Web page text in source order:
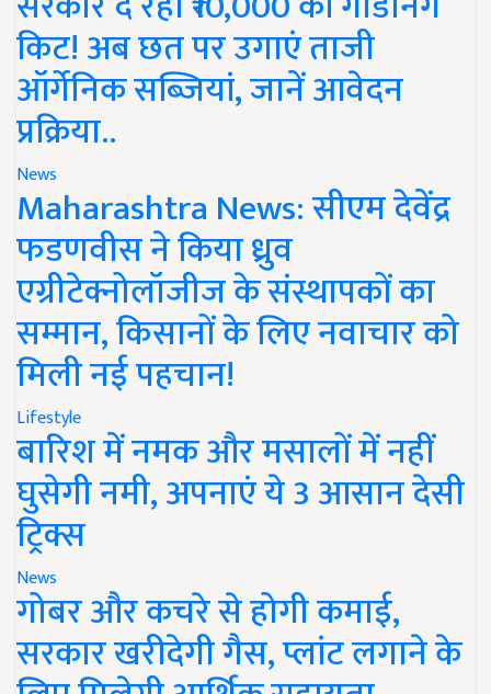
किट! अब छत पर उगाएं ताजी
ऑर्गेनिक सब्जियां, जानें आवेदन
प्रक्रिया..
News
Maharashtra News: सीएम देवेंद्र
फडणवीस ने किया ध्रुव
एग्रीटेक्नोलॉजीज के संस्थापकों का
सम्मान, किसानों के लिए नवाचार को
मिली नई पहचान!
Lifestyle
बारिश में नमक और मसालों में नहीं
घुसेगी नमी, अपनाएं ये 3 आसान देसी
ट्रिक्स
News
गोबर और कचरे से होगी कमाई,
सरकार खरीदेगी गैस, प्लांट लगाने के